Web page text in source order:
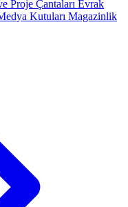
Proje Çantaları Evrak
Kutuları Magazinlik